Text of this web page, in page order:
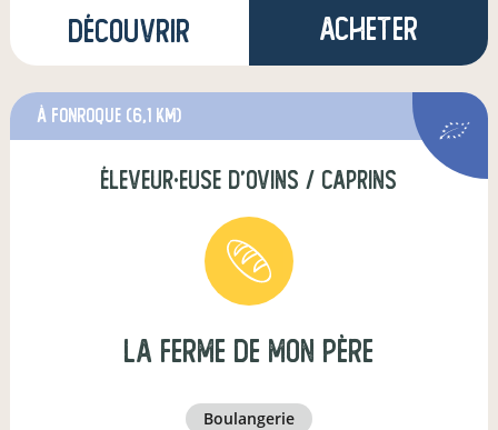
Découvrir Acheter
à fonroque (6,1 km)
éleveur·euse d'ovins / caprins
La Ferme de mon Père
boulangerie